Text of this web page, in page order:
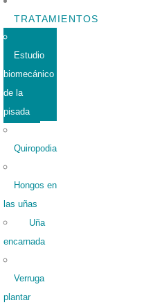
TRATAMIENTOS
Estudio
biomecánico
de la
pisada
Quiropodia
Hongos en
las uñas
Uña
encarnada
Verruga
plantar